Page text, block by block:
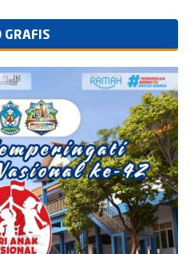
GRAFIS